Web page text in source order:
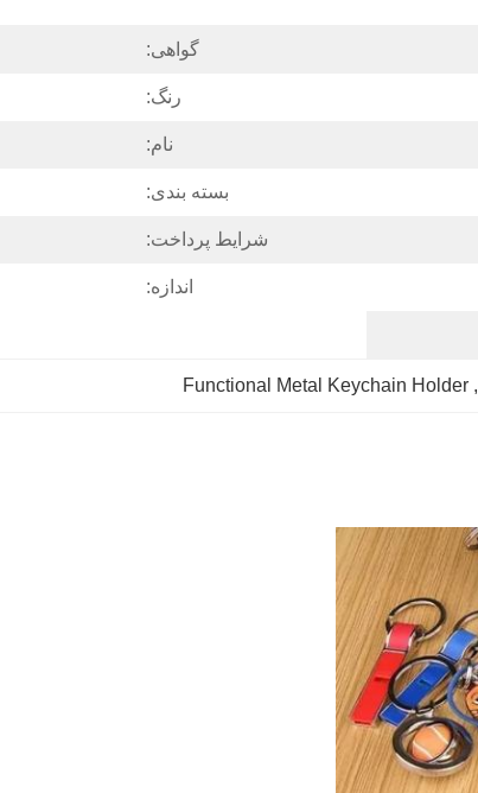
گواهی:
رنگ:
نام:
بسته بندی:
شرایط پرداخت:
اندازه:
,
Functional Metal Keychain Holder